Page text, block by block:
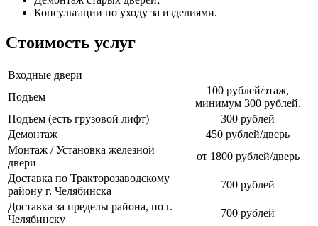
Консультации по уходу за изделиями.
Стоимость услуг
Входные двери
Подъем
100 рублей/этаж,
минимум 300 рублей.
Подъем (есть грузовой лифт)
300 рублей
Демонтаж
450 рублей/дверь
Монтаж / Установка железной
двери
от 1800 рублей/дверь
Доставка по Тракторозаводскому
району г. Челябинска
700 рублей
Доставка за пределы района, по г.
Челябинску
700 рублей